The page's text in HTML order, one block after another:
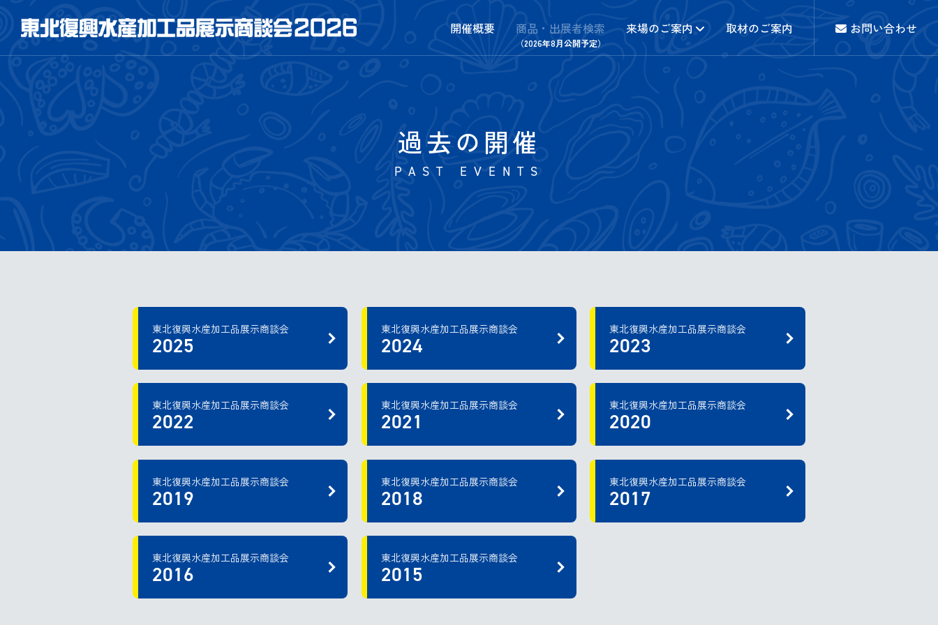
開催概要 商品・出展者検索
（2026年8月公開予定）
来場のご案内 取材のご案内 お問い合わせ
過去の開催
PAST EVENTS
東北復興水産加工品展示商談会
2025
東北復興水産加工品展示商談会
2024
東北復興水産加工品展示商談会
2023
東北復興水産加工品展示商談会
2022
東北復興水産加工品展示商談会
2021
東北復興水産加工品展示商談会
2020
東北復興水産加工品展示商談会
2019
東北復興水産加工品展示商談会
2018
東北復興水産加工品展示商談会
2017
東北復興水産加工品展示商談会
2016
東北復興水産加工品展示商談会
2015